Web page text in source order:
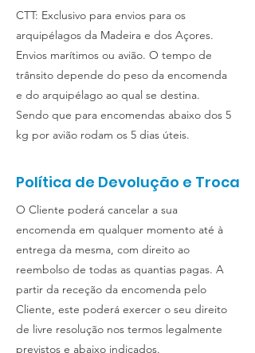
CTT: Exclusivo para envios para os
arquipélagos da Madeira e dos Açores.
Envios marítimos ou avião. O tempo de
trânsito depende do peso da encomenda
e do arquipélago ao qual se destina.
Sendo que para encomendas abaixo dos 5
kg por avião rodam os 5 dias úteis.
Política de Devolução e Troca
O Cliente poderá cancelar a sua
encomenda em qualquer momento até à
entrega da mesma, com direito ao
reembolso de todas as quantias pagas. A
partir da receção da encomenda pelo
Cliente, este poderá exercer o seu direito
de livre resolução nos termos legalmente
previstos e abaixo indicados.